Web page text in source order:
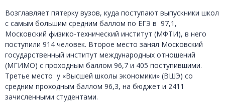
Возглавляет пятерку вузов, куда поступают выпускники школ
с самым большим средним баллом по ЕГЭ в 97,1,
Московский физико-технический институт (МФТИ), в него
поступили 914 человек. Второе место занял Московский
государственный институт международных отношений
(МГИМО) с проходным баллом 96,7 и 405 поступившими.
Третье место у «Высшей школы экономики» (ВШЭ) со
средним проходным баллом 96,3, на бюджет и 2411
зачисленными студентами.